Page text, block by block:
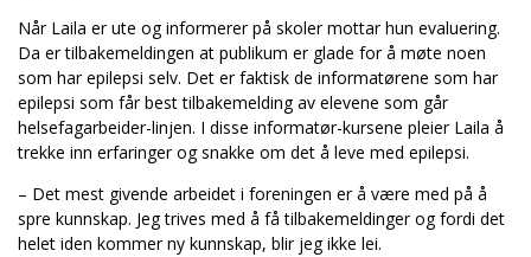
Når Laila er ute og informerer på skoler mottar hun evaluering.
Da er tilbakemeldingen at publikum er glade for å møte noen
som har epilepsi selv. Det er faktisk de informatørene som har
epilepsi som får best tilbakemelding av elevene som går
helsefagarbeider-linjen. I disse informatør-kursene pleier Laila å
trekke inn erfaringer og snakke om det å leve med epilepsi.
– Det mest givende arbeidet i foreningen er å være med på å
spre kunnskap. Jeg trives med å få tilbakemeldinger og fordi det
helet iden kommer ny kunnskap, blir jeg ikke lei.